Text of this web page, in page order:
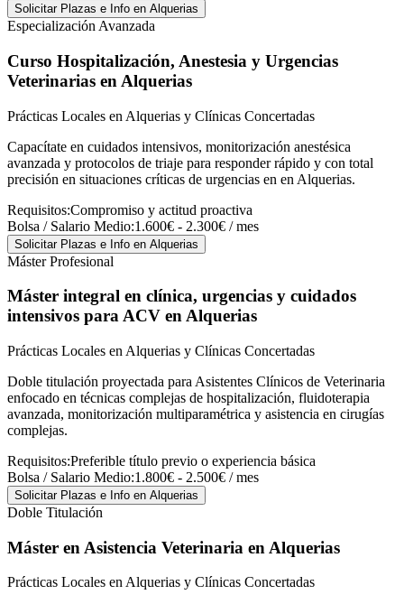
Solicitar Plazas e Info en Alquerias
Especialización Avanzada
Curso Hospitalización, Anestesia y Urgencias
Veterinarias en Alquerias
Prácticas Locales en Alquerias y Clínicas Concertadas
Capacítate en cuidados intensivos, monitorización anestésica
avanzada y protocolos de triaje para responder rápido y con total
precisión en situaciones críticas de urgencias en en Alquerias.
Requisitos:Compromiso y actitud proactiva
Bolsa / Salario Medio:1.600€ - 2.300€ / mes
Solicitar Plazas e Info en Alquerias
Máster Profesional
Máster integral en clínica, urgencias y cuidados
intensivos para ACV en Alquerias
Prácticas Locales en Alquerias y Clínicas Concertadas
Doble titulación proyectada para Asistentes Clínicos de Veterinaria
enfocado en técnicas complejas de hospitalización, fluidoterapia
avanzada, monitorización multiparamétrica y asistencia en cirugías
complejas.
Requisitos:Preferible título previo o experiencia básica
Bolsa / Salario Medio:1.800€ - 2.500€ / mes
Solicitar Plazas e Info en Alquerias
Doble Titulación
Máster en Asistencia Veterinaria en Alquerias
Prácticas Locales en Alquerias y Clínicas Concertadas